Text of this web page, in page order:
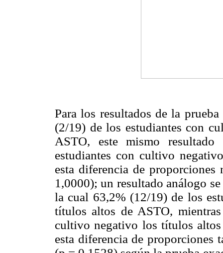
Para los resultados de la
(2/19) de los estudiantes con
ASTO, este mismo
estudiantes con cultivo
esta diferencia de
1,0000); un resultado análogo
la cual 63,2% (12/19) de los
títulos altos de ASTO,
cultivo negativo los títulos
esta diferencia de proporciones